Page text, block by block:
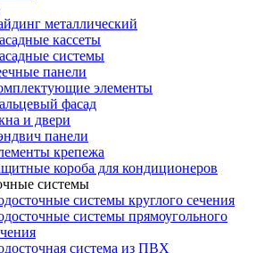
металлический
кассеты
системы
панели
элементы
фасад
и двери
панели
крепежа
короба для кондиционеров
системы
системы круглого сечения
системы прямоугольного
система из ПВХ